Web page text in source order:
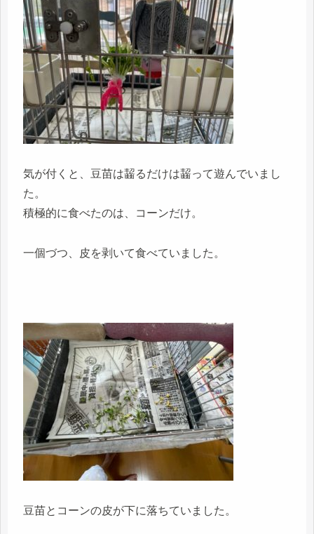
気が付くと、豆苗は齧るだけは齧って遊んでいまし
た。
積極的に食べたのは、コーンだけ。
一個づつ、皮を剥いて食べていました。
豆苗とコーンの皮が下に落ちていました。